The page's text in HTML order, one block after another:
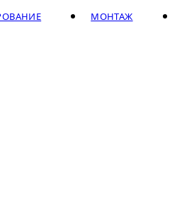
МОНТАЖ